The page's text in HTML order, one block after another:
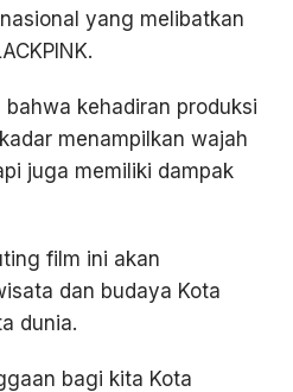
yang melibatkan
kehadiran produksi
menampilkan wajah
juga memiliki dampak
film ini akan
dan budaya Kota
dunia.
bagi kita Kota